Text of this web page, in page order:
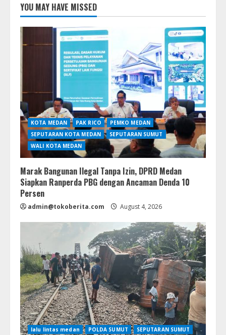
YOU MAY HAVE MISSED
KOTA MEDAN PAK RICO
PEMKO MEDAN
SEPUTARAN KOTA MEDAN
SEPUTARAN SUMUT
WALI KOTA MEDAN
Marak Bangunan Ilegal Tanpa Izin, DPRD Medan
Siapkan Ranperda PBG dengan Ancaman Denda 10
Persen
admin@tokoberita.com August 4, 2026
lalu lintas medan POLDA SUMUT
SEPUTARAN SUMUT